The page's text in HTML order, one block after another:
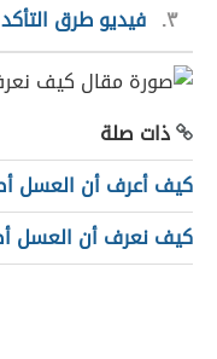
٣ فيديو طرق
ذات صلة
كيف أعرف أن العسل
كيف نعرف أن العسل